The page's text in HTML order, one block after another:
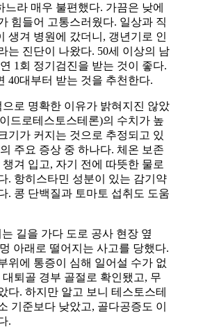
느라 매우 불편했다. 가끔은 낮에
힘들어 고통스러웠다. 일상과 직
생겨 병원에 갔더니, 갱년기로 인
는 진단이 나왔다. 50세 이상의 남
1회 정기검진을 받는 것이 좋다.
40대부터 받는 것을 추천한다.
으로 명확한 이유가 밝혀지진 않았
드로테스토스테론)의 수치가 높
기가 커지는 것으로 추정되고 있
주요 증상 중 하나다. 체온 보존
겨 입고, 자기 전에 따뜻한 물로
. 항히스타민 성분이 있는 감기약
. 콩 단백질과 토마토 섭취도 도움
는 길을 가다 도로 공사 현장 옆
아래로 떨어지는 사고를 당했다.
위에 통증이 심해 일어설 수가 없
퇴골 경부 골절로 확인됐고, 무
다. 하지만 알고 보니 테스토스테
기준보다 낮았고, 골다공증도 이
.